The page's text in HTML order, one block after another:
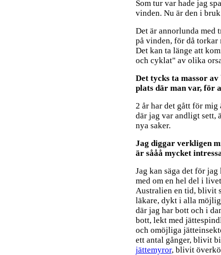
Som tur var hade jag
vinden. Nu är den i
Det är annorlunda med
på vinden, för då torkar
Det kan ta länge att
och cyklat" av olika
Det tycks ta massor
plats där man var, för
2 år har det gått för mig
där jag var andligt sett,
nya saker.
Jag diggar verkligen
är sååå mycket
Jag kan säga det för
med om en hel del i
Australien en tid, blivit
läkare, dykt i alla
där jag har bott och i
bott, lekt med
och omöjliga
ett antal gånger, blivit
jättemyror, blivit